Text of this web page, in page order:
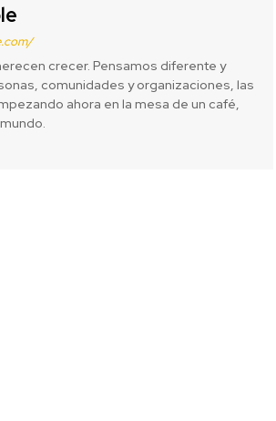
crecer. Pensamos diferente y
comunidades y organizaciones, las
ahora en la mesa de un café,